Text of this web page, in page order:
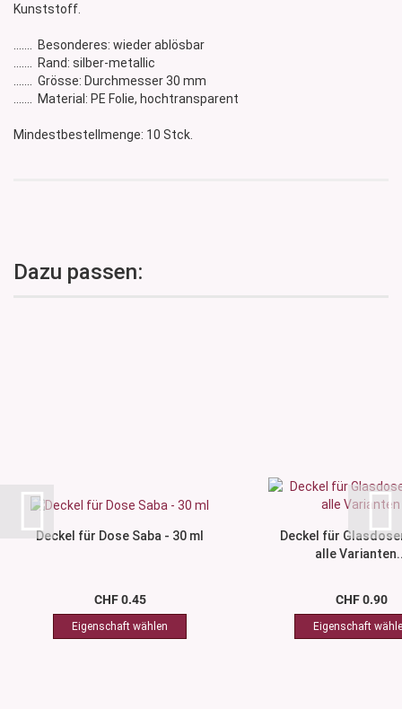
Kunststoff.
....... Besonderes: wieder ablösbar
....... Rand: silber-metallic
....... Grösse: Durchmesser 30 mm
....... Material: PE Folie, hochtransparent
Mindestbestellmenge: 10 Stck.
Dazu passen:
Deckel für Dose Saba - 30 ml
CHF 0.45
Deckel für
alle
CHF 0.90